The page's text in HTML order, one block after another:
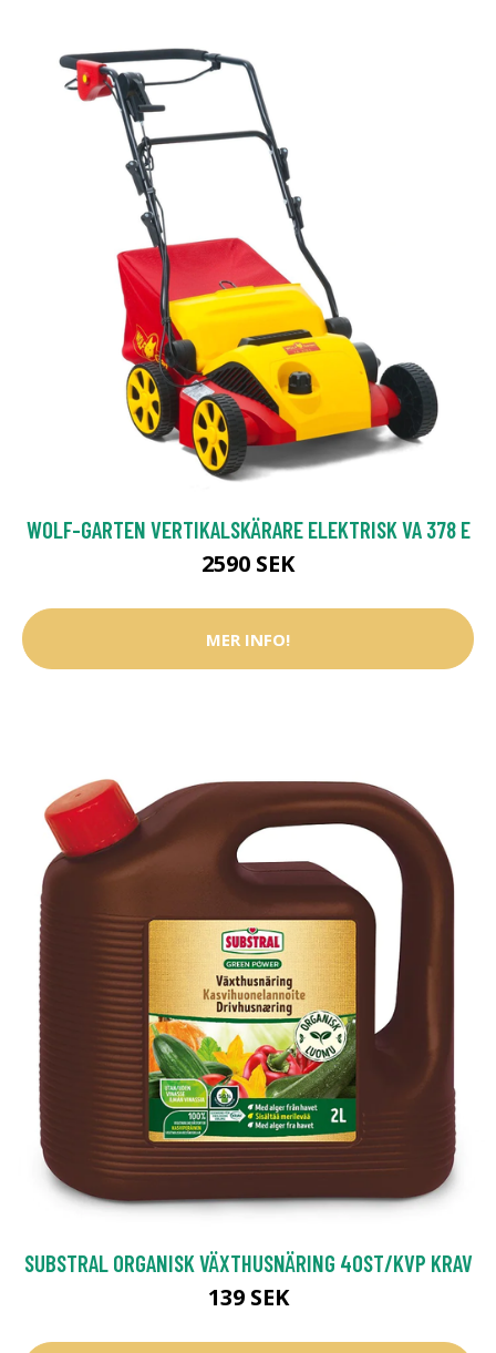
WOLF-GARTEN VERTIKALSKÄRARE ELEKTRISK VA 378 E
2590 SEK
MER INFO!
SUBSTRAL ORGANISK VÄXTHUSNÄRING 40ST/KVP KRAV
139 SEK